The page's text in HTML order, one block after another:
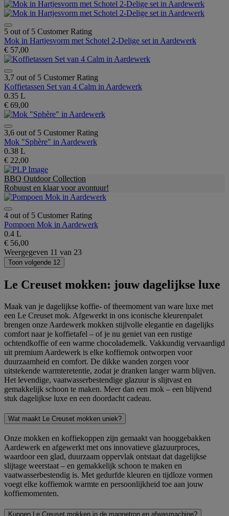
5 out of 5 Customer Rating
Mok in Hartjesvorm met Schotel 2-Delige set in Aardewerk
€ 57,00
3,7 out of 5 Customer Rating
Koffietassen Set van 4 Calm in Aardewerk
0.35 L
€ 69,00
3,6 out of 5 Customer Rating
Mok "Sphère" in Aardewerk
0.38 L
€ 22,00
BBQ Outdoor Collection
Robuust en klaar voor avontuur!
4 out of 5 Customer Rating
Pompoen Mok in Aardewerk
0.4 L
€ 56,00
Weergegeven 11 van 23
Toon volgende 12
Le Creuset mokken: jouw dagelijkse luxe
Maak van je dagelijkse koffie- of theemoment van ware luxe met
een Le Creuset mok. Afgewerkt in ons iconische kleurenpalet
brengen onze Aardewerk mokken stijlvolle elegantie en dagelijks
comfort naar je koffietafel – of je nu geniet van een rustige
ochtendkoffie of een warme chocolademelk. Vakkundig vervaardigd
uit premium Aardewerk is elke koffiemok ontworpen voor
duurzaamheid en comfort. De dikke wanden zorgen voor
uitstekende warmteretentie, zodat je dranken langer warm blijven.
Het levendige, vaatwasserbestendige glazuur is slijtvast en
gemakkelijk schoon te maken. Meer dan een mok – een blijvend
stuk dagelijkse luxe en een doordacht cadeau.
Wat maakt Le Creuset mokken uniek?
Onze mokken en koffiekoppen zijn gemaakt van hooggebakken
Aardewerk en afgewerkt met ons innovatieve glazuurproces,
waardoor een glad, duurzaam oppervlak ontstaat dat dagelijkse
slijtage weerstaat – en gemakkelijk schoon te maken en
vaatwasserbestendig is. Met gedurfde kleuren en tijdloze vormen
voegt elke koffiemok warmte en persoonlijkheid toe aan jouw
koffiemomenten.
Kunnen Le Creuset mokken in de magnetron en afwasmachine?